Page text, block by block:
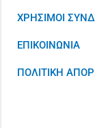
ΧΡΗΣΙΜΟΙ
ΕΠΙΚΟΙΝΩΝΙΑ
ΠΟΛΙΤΙΚΗ